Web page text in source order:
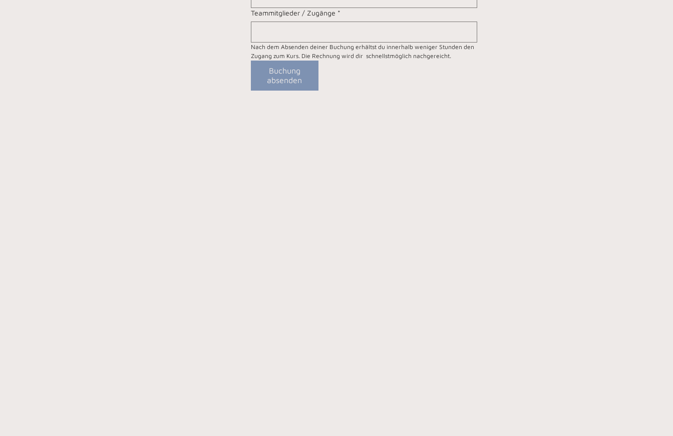
Teammitglieder / Zugänge *
Nach dem Absenden deiner Buchung erhältst du innerhalb weniger Stunden den
Zugang zum Kurs. Die Rechnung wird dir  schnellstmöglich nachgereicht.
Buchung
absenden